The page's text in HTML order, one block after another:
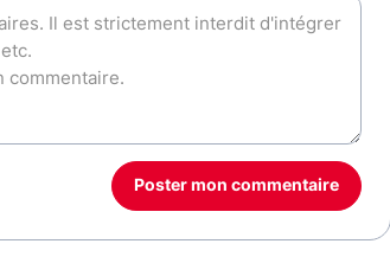
Poster mon commentaire